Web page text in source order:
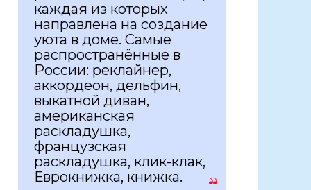
каждая из которых
направлена на создание
уюта в доме. Самые
распространённые в
России: реклайнер,
аккордеон, дельфин,
выкатной диван,
американская
раскладушка,
французская
раскладушка, клик-клак,
Еврокнижка, книжка.